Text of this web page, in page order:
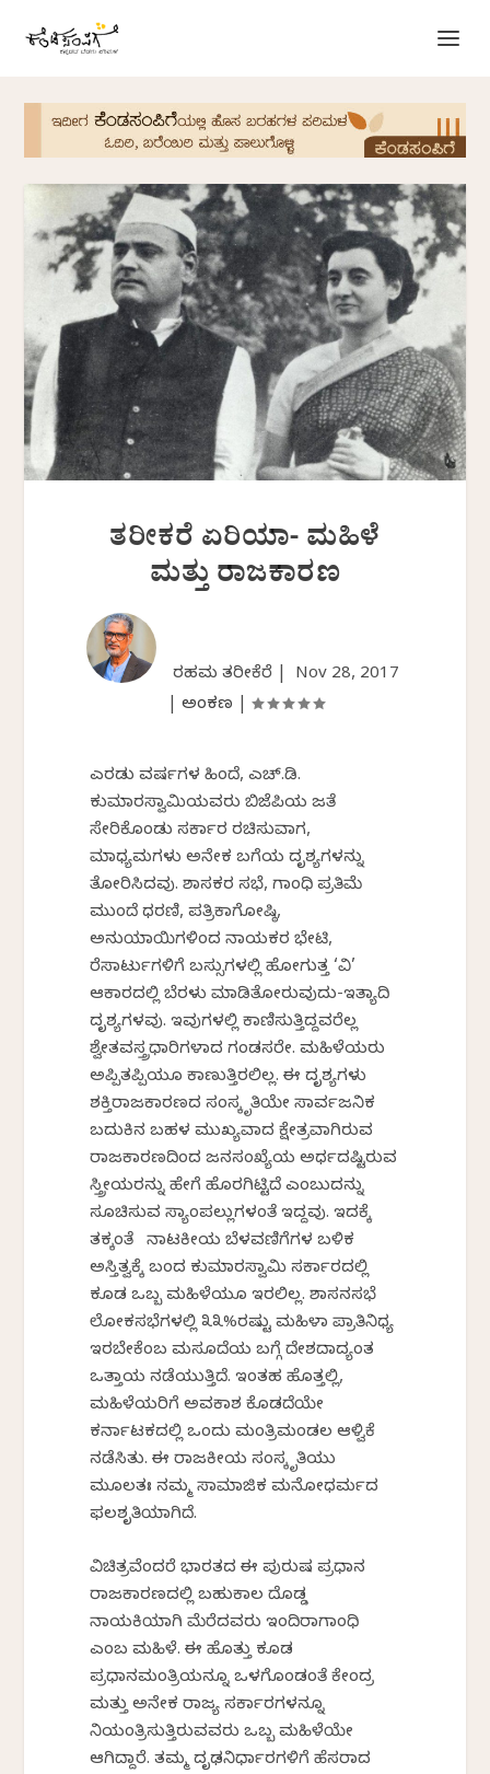
ತರೀಕರೆ ಏರಿಯಾ- ಮಹಿಳೆ
ಮತ್ತು ರಾಜಕಾರಣ
ರಹಮತ್ ತರೀಕೆರೆ | Nov 28, 2017
ಅಂಕಣ
ಎರಡು ವರ್ಷಗಳ ಹಿಂದೆ, ಎಚ್.ಡಿ.
ಕುಮಾರಸ್ವಾಮಿಯವರು ಬಿಜೆಪಿಯ ಜತೆ
ಸೇರಿಕೊಂಡು ಸರ್ಕಾರ ರಚಿಸುವಾಗ,
ಮಾಧ್ಯಮಗಳು ಅನೇಕ ಬಗೆಯ ದೃಶ್ಯಗಳನ್ನು
ತೋರಿಸಿದವು. ಶಾಸಕರ ಸಭೆ, ಗಾಂಧಿ ಪ್ರತಿಮೆ
ಮುಂದೆ ಧರಣಿ, ಪತ್ರಿಕಾಗೋಷ್ಠಿ,
ಅನುಯಾಯಿಗಳಿಂದ ನಾಯಕರ ಭೇಟಿ,
ರೆಸಾರ್ಟುಗಳಿಗೆ ಬಸ್ಸುಗಳಲ್ಲಿ ಹೋಗುತ್ತ ‘ವಿ’
ಆಕಾರದಲ್ಲಿ ಬೆರಳು ಮಾಡಿತೋರುವುದು-ಇತ್ಯಾದಿ
ದೃಶ್ಯಗಳವು. ಇವುಗಳಲ್ಲಿ ಕಾಣಿಸುತ್ತಿದ್ದವರೆಲ್ಲ
ಶ್ವೇತವಸ್ತ್ರಧಾರಿಗಳಾದ ಗಂಡಸರೇ. ಮಹಿಳೆಯರು
ಅಪ್ಪಿತಪ್ಪಿಯೂ ಕಾಣುತ್ತಿರಲಿಲ್ಲ. ಈ ದೃಶ್ಯಗಳು
ಶಕ್ತಿರಾಜಕಾರಣದ ಸಂಸ್ಕೃತಿಯೇ ಸಾರ್ವಜನಿಕ
ಬದುಕಿನ ಬಹಳ ಮುಖ್ಯವಾದ ಕ್ಷೇತ್ರವಾಗಿರುವ
ರಾಜಕಾರಣದಿಂದ ಜನಸಂಖ್ಯೆಯ ಅರ್ಧದಷ್ಟಿರುವ
ಸ್ತ್ರೀಯರನ್ನು ಹೇಗೆ ಹೊರಗಿಟ್ಟಿದೆ ಎಂಬುದನ್ನು
ಸೂಚಿಸುವ ಸ್ಯಾಂಪಲ್ಲುಗಳಂತೆ ಇದ್ದವು. ಇದಕ್ಕೆ
ತಕ್ಕಂತೆ ನಾಟಕೀಯ ಬೆಳವಣಿಗೆಗಳ ಬಳಿಕ
ಅಸ್ತಿತ್ವಕ್ಕೆ ಬಂದ ಕುಮಾರಸ್ವಾಮಿ ಸರ್ಕಾರದಲ್ಲಿ
ಕೂಡ ಒಬ್ಬ ಮಹಿಳೆಯೂ ಇರಲಿಲ್ಲ. ಶಾಸನಸಭೆ
ಲೋಕಸಭೆಗಳಲ್ಲಿ ೩೩%ರಷ್ಟು ಮಹಿಳಾ ಪ್ರಾತಿನಿಧ್ಯ
ಇರಬೇಕೆಂಬ ಮಸೂದೆಯ ಬಗ್ಗೆ ದೇಶದಾದ್ಯಂತ
ಒತ್ತಾಯ ನಡೆಯುತ್ತಿದೆ. ಇಂತಹ ಹೊತ್ತಲ್ಲಿ,
ಮಹಿಳೆಯರಿಗೆ ಅವಕಾಶ ಕೊಡದೆಯೇ
ಕರ್ನಾಟಕದಲ್ಲಿ ಒಂದು ಮಂತ್ರಿಮಂಡಲ ಆಳ್ವಿಕೆ
ನಡೆಸಿತು. ಈ ರಾಜಕೀಯ ಸಂಸ್ಕೃತಿಯು
ಮೂಲತಃ ನಮ್ಮ ಸಾಮಾಜಿಕ ಮನೋಧರ್ಮದ
ಫಲಶೃತಿಯಾಗಿದೆ.
ವಿಚಿತ್ರವೆಂದರೆ ಭಾರತದ ಈ ಪುರುಷ ಪ್ರಧಾನ
ರಾಜಕಾರಣದಲ್ಲಿ ಬಹುಕಾಲ ದೊಡ್ಡ
ನಾಯಕಿಯಾಗಿ ಮೆರೆದವರು ಇಂದಿರಾಗಾಂಧಿ
ಎಂಬ ಮಹಿಳೆ. ಈ ಹೊತ್ತು ಕೂಡ
ಪ್ರಧಾನಮಂತ್ರಿಯನ್ನೂ ಒಳಗೊಂಡಂತೆ ಕೇಂದ್ರ
ಮತ್ತು ಅನೇಕ ರಾಜ್ಯ ಸರ್ಕಾರಗಳನ್ನೂ
ನಿಯಂತ್ರಿಸುತ್ತಿರುವವರು ಒಬ್ಬ ಮಹಿಳೆಯೇ
ಆಗಿದ್ದಾರೆ. ತಮ್ಮ ದೃಢನಿರ್ಧಾರಗಳಿಗೆ ಹೆಸರಾದ